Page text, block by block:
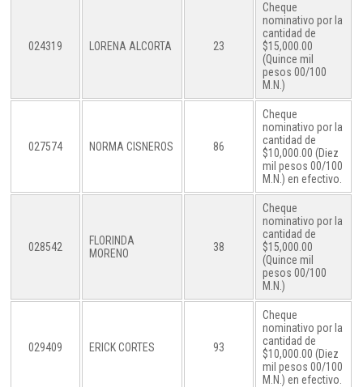
024319 LORENA ALCORTA 23
Cheque
nominativo por la
cantidad de
$15,000.00
(Quince mil
pesos 00/100
M.N.)
027574 NORMA CISNEROS 86
Cheque
nominativo por la
cantidad de
$10,000.00 (Diez
mil pesos 00/100
M.N.) en efectivo.
028542
FLORINDA
MORENO
38
Cheque
nominativo por la
cantidad de
$15,000.00
(Quince mil
pesos 00/100
M.N.)
029409 ERICK CORTES 93
Cheque
nominativo por la
cantidad de
$10,000.00 (Diez
mil pesos 00/100
M.N.) en efectivo.